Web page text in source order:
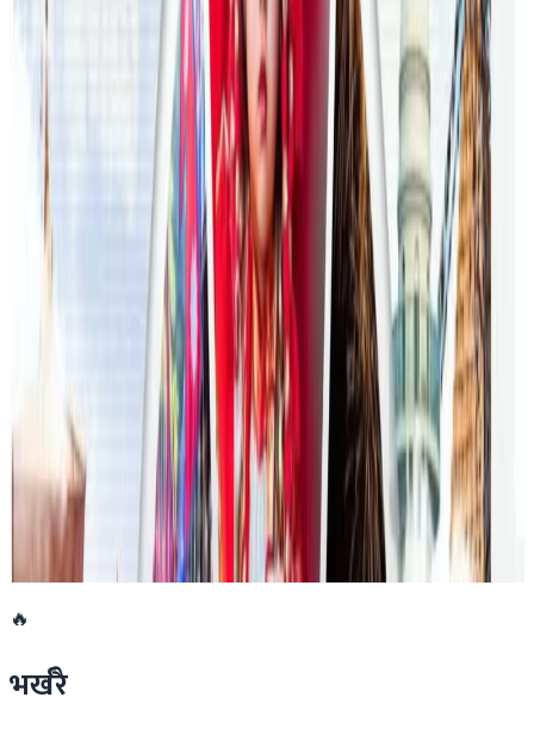
अन्तर्राष्ट्रिय विद्यार्थी आकर्षित गर्न भिक्टोरियाले बनायो
नयाँ रणनीति
२०२६ जुलाई २३
फिफा विश्वकपमा अस्ट्रेलियाको टोलीका लागि
रणनीति बनाउने नेपाली युवा
२०२६ जुलाई २३
एनपिएल अष्ट्रेलियाको पाँचौं संस्करणमा कृष्ण कार्की
सबैभन्दा महँगा खेलाडी
२०२६ जुलाई १९
डार्विनमा नेपाल फेस्टिभल हुँदै
२०२६ जुन ११
🔥
भर्खरै